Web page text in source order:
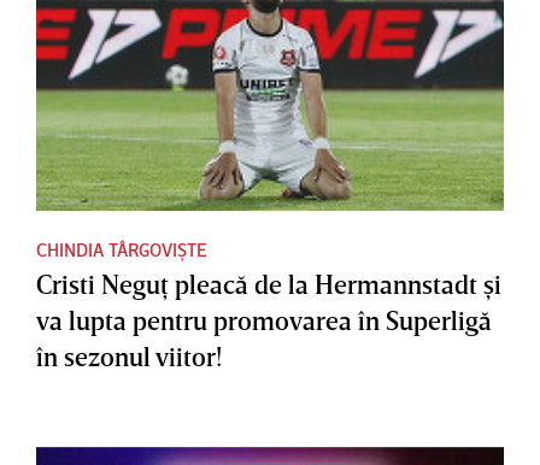
CHINDIA TÂRGOVIȘTE
Cristi Neguţ pleacă de la Hermannstadt şi
va lupta pentru promovarea în Superligă
în sezonul viitor!